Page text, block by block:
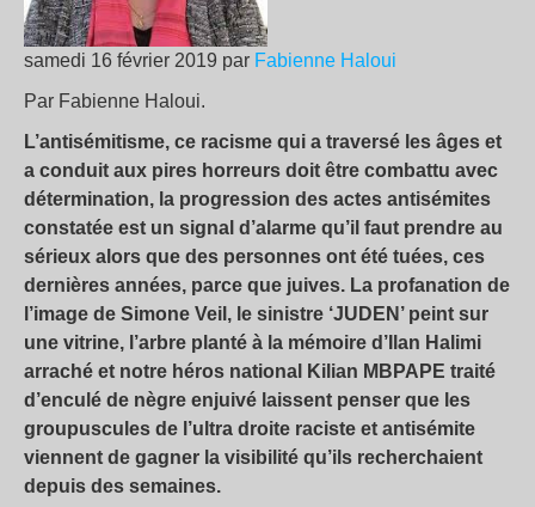
samedi 16 février 2019 par Fabienne Haloui
Par Fabienne Haloui.
L’antisémitisme, ce racisme qui a traversé les âges et
a conduit aux pires horreurs doit être combattu avec
détermination, la progression des actes antisémites
constatée est un signal d’alarme qu’il faut prendre au
sérieux alors que des personnes ont été tuées, ces
dernières années, parce que juives. La profanation de
l’image de Simone Veil, le sinistre ‘JUDEN’ peint sur
une vitrine, l’arbre planté à la mémoire d’Ilan Halimi
arraché et notre héros national Kilian MBPAPE traité
d’enculé de nègre enjuivé laissent penser que les
groupuscules de l’ultra droite raciste et antisémite
viennent de gagner la visibilité qu’ils recherchaient
depuis des semaines.